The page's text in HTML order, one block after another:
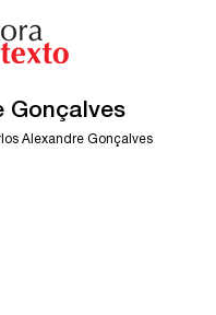
Gonçalves
Alexandre Gonçalves